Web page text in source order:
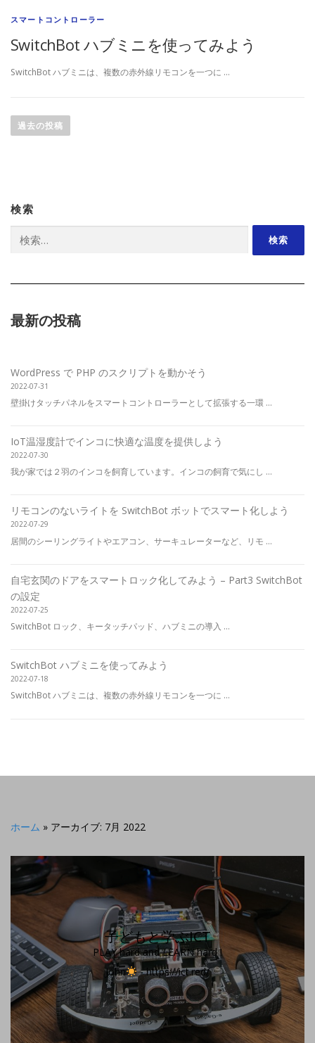
スマートコントローラー
SwitchBot ハブミニを使ってみよう
SwitchBot ハブミニは、複数の赤外線リモコンを一つに …
稿
シ
ョ
過去の投稿
検索
索:
最新の投稿
WordPress で PHP のスクリプトを動かそう
2022-07-31
壁掛けタッチパネルをスマートコントローラーとして拡張する一環 ...
IoT温湿度計でインコに快適な温度を提供しよう
2022-07-30
我が家では２羽のインコを飼育しています。インコの飼育で気にし ...
リモコンのないライトを SwitchBot ボットでスマート化しよう
2022-07-29
居間のシーリングライトやエアコン、サーキュレーターなど、リモ ...
自宅玄関のドアをスマートロック化してみよう – Part3 SwitchBot
の設定
2022-07-25
SwitchBot ロック、キータッチパッド、ハブミニの導入 ...
SwitchBot ハブミニを使ってみよう
2022-07-18
SwitchBot ハブミニは、複数の赤外線リモコンを一つに ...
ホーム » アーカイブ: 7月 2022
子どもと学ぶICT
PLAY hard and LEARN hard !
John
- https://ict.red/